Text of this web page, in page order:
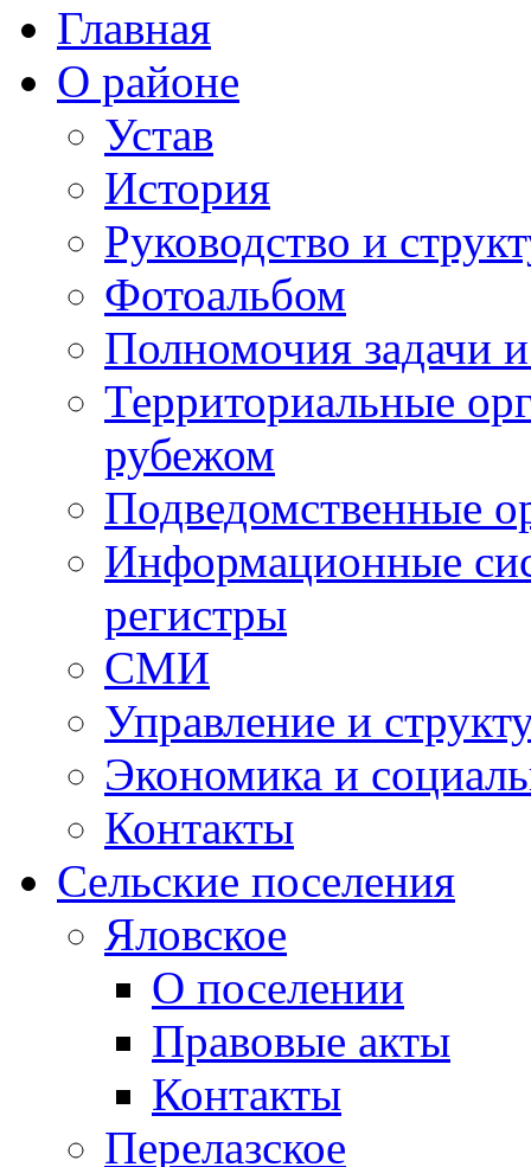
Главная
О районе
Устав
История
Руководство и
Фотоальбом
Полномочия задачи
Территориальные
рубежом
Подведомственные
Информационные
регистры
СМИ
Управление и
Экономика и
Контакты
Сельские поселения
Яловское
О поселении
Правовые акты
Контакты
Перелазское